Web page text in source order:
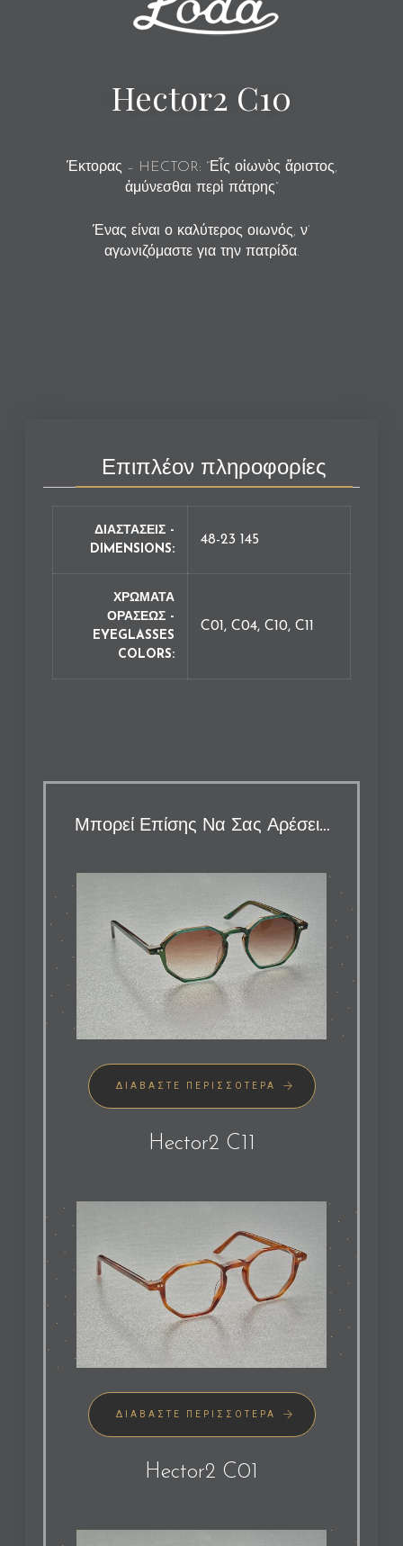
Hector2 C10
Έκτορας – HECTOR: “Εἷς οἰωνὸς ἄριστος,
ἀμύνεσθαι περὶ πάτρης”
Ένας είναι ο καλύτερος οιωνός, ν’
αγωνιζόμαστε για την πατρίδα.
Επιπλέον πληροφορίες
ΔΙΑΣΤΑΣΕΙΣ -
DIMENSIONS
48-23 145
ΧΡΩΜΑΤΑ
ΟΡΑΣΕΩΣ -
EYEGLASSES
COLORS
C01, C04, C10, C11
Μπορεί Επίσης Να Σας Αρέσει…
ΔΙΑΒΆΣΤΕ ΠΕΡΙΣΣΌΤΕΡΑ
Hector2 C11
ΔΙΑΒΆΣΤΕ ΠΕΡΙΣΣΌΤΕΡΑ
Hector2 C01